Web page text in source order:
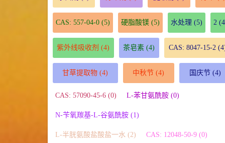
CAS: 557-04-0(5) 硬脂酸镁(5) 水处理 (5) 2
紫外线吸收剂 (4) 茶皂素 (4) CAS: 8047-15-2
甘草提取物 (4) 中秋节 (4) 国庆节(4)
CAS: 57090-45-6 (0) L-苯甘氨酰胺 (0)
N-苄氧羰基-L-谷氨酰胺 (1)
L-半胱氨酸盐酸盐一水 (2) CAS: 12048-50-9 (0)